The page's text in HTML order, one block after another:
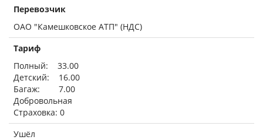
Перевозчик
ОАО "Камешковское АТП" (НДС)
Тариф
Полный: 33.00
Детский: 16.00
Багаж: 7.00
Добровольная
Страховка: 0
Ушёл